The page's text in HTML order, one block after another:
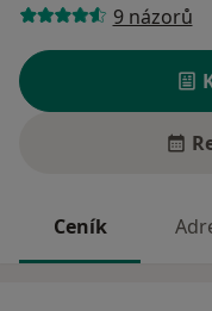
9 názorů
Ceník